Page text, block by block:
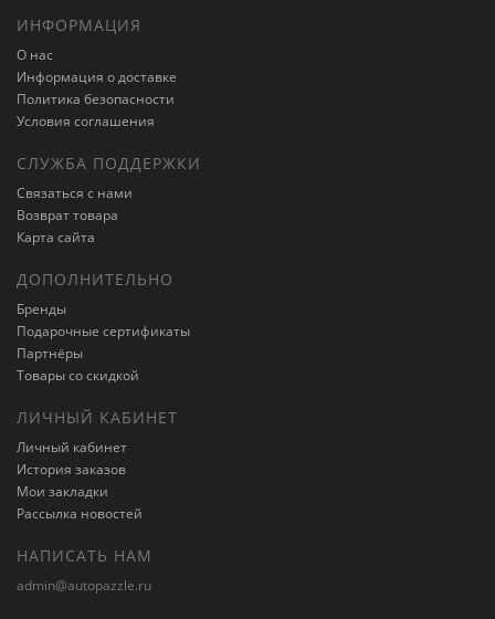
ИНФОРМАЦИЯ
О нас
Информация о доставке
Политика безопасности
Условия соглашения
СЛУЖБА ПОДДЕРЖКИ
Связаться с нами
Возврат товара
Карта сайта
ДОПОЛНИТЕЛЬНО
Бренды
Подарочные сертификаты
Партнёры
Товары со скидкой
ЛИЧНЫЙ КАБИНЕТ
Личный кабинет
История заказов
Мои закладки
Рассылка новостей
НАПИСАТЬ НАМ
admin@autopazzle.ru